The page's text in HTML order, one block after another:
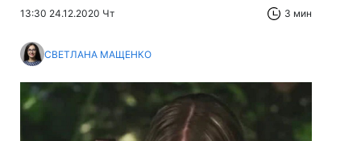
13:30 24.12.2020 Чт 3 мин
СВЕТЛАНА МАЩЕНКО